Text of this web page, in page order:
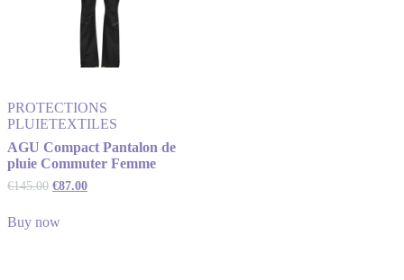
PROTECTIONS
PLUIETEXTILES
AGU Compact Pantalon de
pluie Commuter Femme
€145.00 €87.00
Buy now